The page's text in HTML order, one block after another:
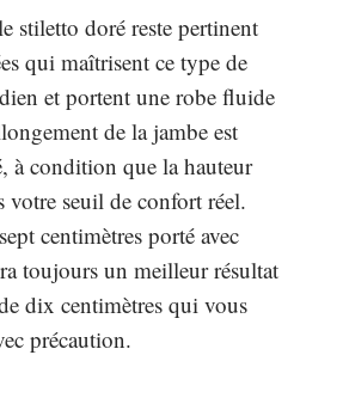
stiletto doré reste pertinent
qui maîtrisent ce type de
et portent une robe fluide
de la jambe est
à condition que la hauteur
votre seuil de confort réel.
centimètres porté avec
toujours un meilleur résultat
dix centimètres qui vous
précaution.